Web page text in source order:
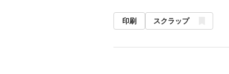
印刷 スクラップ